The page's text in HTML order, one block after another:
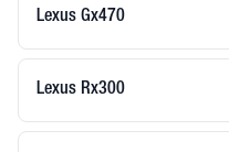
Lexus Gx470
Lexus Rx300